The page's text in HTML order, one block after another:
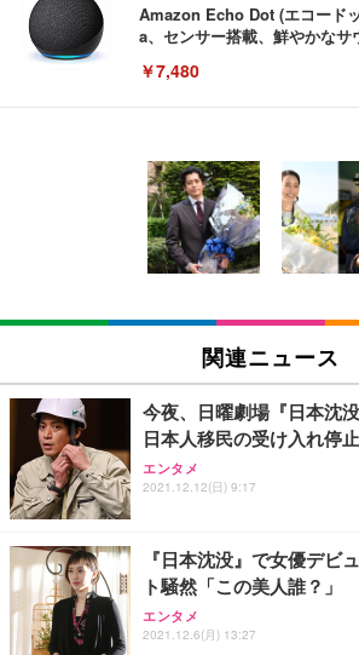
Amazon Echo Dot (エコード
a、センサー搭載、鮮やかなサ
￥7,480
[EdoErgo] オフィスチェア 椅
い 跳ね上げ式アームレスト コ
キング pc 事務椅子 360度回転
ン樹脂ベース 通気性メッシュ
(黒網+黒枠+黒足)
￥5,699
SIHOO B100 オフィスチェア
ュチェア 人間工学 疲れない ブ
￥27,999
Sezlife オフィスチェア デス
ワーク チェア 強化バックレス
能 人間工学 椅子 腰サポート
務用 おしゃれ パソコンチェ
Sezlife オフィスチェア デス
ワーク チェア 強化バックレス
能 人間工学 椅子 腰サポート
EIZO ビジネス向けプレミア
EV3240X-WT | 31.5型4K UHD
イト
￥105,595
EIZO ビジネス向けプレミア
￥109,572
【純正品】27"ゲーミングモニ
フック付き（CFI-ZDM1J）
【整備済み品】Dell E2724HS
ー フルHD（1920×1080）VA
ort/VGA スピーカー内蔵 高さ
Amazonベーシック ペットシ
回使い捨て 無香料 ホワイト
￥3,373
Amazonベーシック ペットシ
x2袋(84枚) ホワイト(吸収面:ラ
￥3,234
ネオ・ルーライフ ネオ・オム
り 単品
Smart Basic(スマートベーシ
限定】 Smart Basic アイリス
超厚型 お徳用 ワイド 100枚入
関連ニュース
今夜、日曜劇場『日本沈
日本人移民の受け入れ停止
エンタメ
2021.12.12(日) 9:17
『日本沈没』で女優デビ
ト騒然「この美人誰？」
エンタメ
2021.12.6(月) 13:27